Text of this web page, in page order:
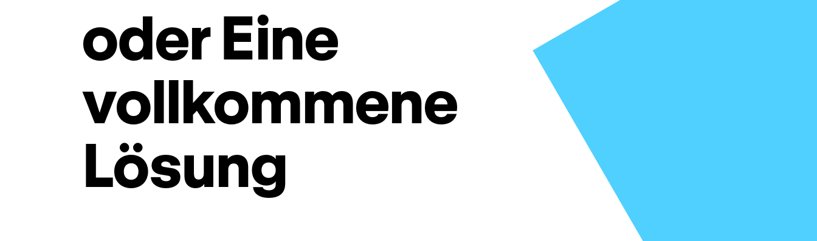
oder Eine
vollkommene
Lösung